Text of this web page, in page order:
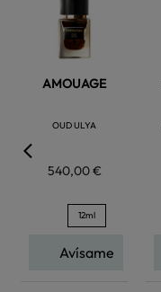
AMOUAGE
OUD ULYA
540,00 €
12ml
Avísame